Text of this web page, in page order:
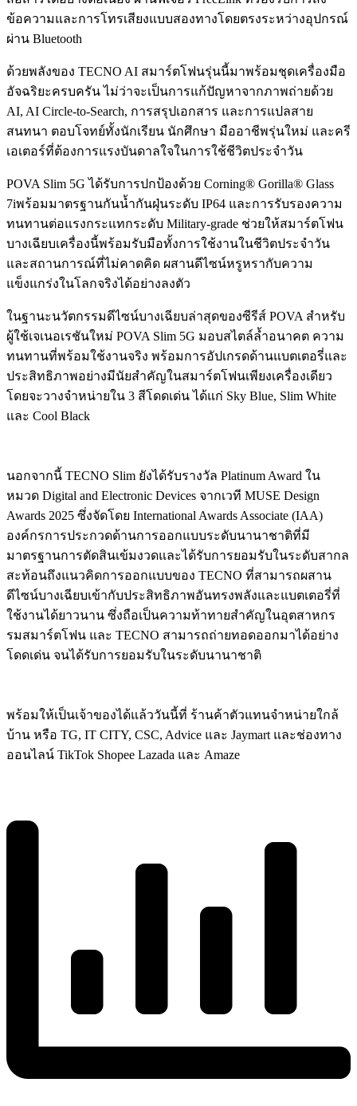
ข้อความและการโทรเสียงแบบสองทางโดยตรงระหว่างอุปกรณ์
ผ่าน Bluetooth
ด้วยพลังของ TECNO AI สมาร์ตโฟนรุ่นนี้มาพร้อมชุดเครื่องมือ
อัจฉริยะครบครัน ไม่ว่าจะเป็นการแก้ปัญหาจากภาพถ่ายด้วย
AI, AI Circle-to-Search, การสรุปเอกสาร และการแปลสาย
สนทนา ตอบโจทย์ทั้งนักเรียน นักศึกษา มืออาชีพรุ่นใหม่ และครี
เอเตอร์ที่ต้องการแรงบันดาลใจในการใช้ชีวิตประจำวัน
POVA Slim 5G ได้รับการปกป้องด้วย Corning® Gorilla® Glass
7iพร้อมมาตรฐานกันน้ำกันฝุ่นระดับ IP64 และการรับรองความ
ทนทานต่อแรงกระแทกระดับ Military-grade ช่วยให้สมาร์ตโฟน
บางเฉียบเครื่องนี้พร้อมรับมือทั้งการใช้งานในชีวิตประจำวัน
และสถานการณ์ที่ไม่คาดคิด ผสานดีไซน์หรูหรากับความ
แข็งแกร่งในโลกจริงได้อย่างลงตัว
ในฐานะนวัตกรรมดีไซน์บางเฉียบล่าสุดของซีรีส์ POVA สำหรับ
ผู้ใช้เจเนอเรชันใหม่ POVA Slim 5G มอบสไตล์ล้ำอนาคต ความ
ทนทานที่พร้อมใช้งานจริง พร้อมการอัปเกรดด้านแบตเตอรี่และ
ประสิทธิภาพอย่างมีนัยสำคัญในสมาร์ตโฟนเพียงเครื่องเดียว
โดยจะวางจำหน่ายใน 3 สีโดดเด่น ได้แก่ Sky Blue, Slim White
และ Cool Black
นอกจากนี้ TECNO Slim ยังได้รับรางวัล Platinum Award ใน
หมวด Digital and Electronic Devices จากเวที MUSE Design
Awards 2025 ซึ่งจัดโดย International Awards Associate (IAA)
องค์กรการประกวดด้านการออกแบบระดับนานาชาติที่มี
มาตรฐานการตัดสินเข้มงวดและได้รับการยอมรับในระดับสากล
สะท้อนถึงแนวคิดการออกแบบของ TECNO ที่สามารถผสาน
ดีไซน์บางเฉียบเข้ากับประสิทธิภาพอันทรงพลังและแบตเตอรี่ที่
ใช้งานได้ยาวนาน ซึ่งถือเป็นความท้าทายสำคัญในอุตสาหกร
รมสมาร์ตโฟน และ TECNO สามารถถ่ายทอดออกมาได้อย่าง
โดดเด่น จนได้รับการยอมรับในระดับนานาชาติ
พร้อมให้เป็นเจ้าของได้แล้ววันนี้ที่ ร้านค้าตัวแทนจำหน่ายใกล้
บ้าน หรือ TG, IT CITY, CSC, Advice และ Jaymart และช่องทาง
ออนไลน์ TikTok Shopee Lazada และ Amaze